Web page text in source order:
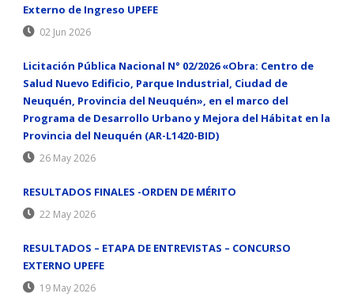
Externo de Ingreso UPEFE
02 Jun 2026
Licitación Pública Nacional N° 02/2026 «Obra: Centro de
Salud Nuevo Edificio, Parque Industrial, Ciudad de
Neuquén, Provincia del Neuquén», en el marco del
Programa de Desarrollo Urbano y Mejora del Hábitat en la
Provincia del Neuquén (AR-L1420-BID)
26 May 2026
RESULTADOS FINALES -ORDEN DE MÉRITO
22 May 2026
RESULTADOS – ETAPA DE ENTREVISTAS – CONCURSO
EXTERNO UPEFE
19 May 2026